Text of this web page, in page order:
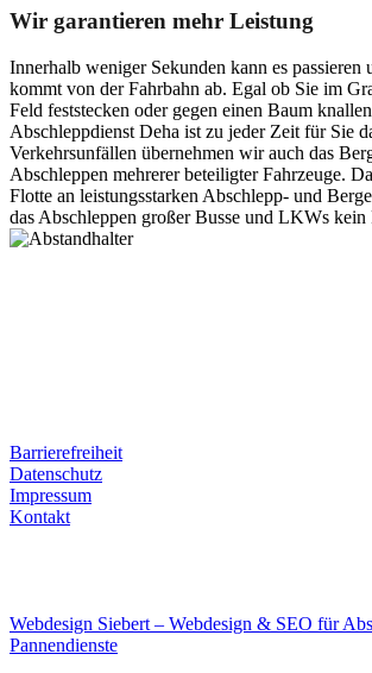
Wir garantieren mehr Leistung
Innerhalb weniger Sekunden kann es passieren
kommt von der Fahrbahn ab. Egal ob Sie im
Feld feststecken oder gegen einen Baum
Abschleppdienst Deha ist zu jeder Zeit für Sie
Verkehrsunfällen übernehmen wir auch das
Abschleppen mehrerer beteiligter Fahrzeuge.
Flotte an leistungsstarken Abschlepp- und
das Abschleppen großer Busse und LKWs kein
Barrierefreiheit
Datenschutz
Impressum
Kontakt
Webdesign Siebert – Webdesign & SEO für
Pannendienste